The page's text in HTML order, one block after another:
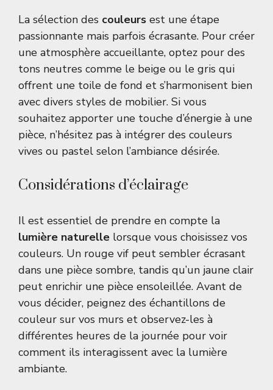
La sélection des couleurs est une étape
passionnante mais parfois écrasante. Pour créer
une atmosphère accueillante, optez pour des
tons neutres comme le beige ou le gris qui
offrent une toile de fond et s’harmonisent bien
avec divers styles de mobilier. Si vous
souhaitez apporter une touche d’énergie à une
pièce, n’hésitez pas à intégrer des couleurs
vives ou pastel selon l’ambiance désirée.
Considérations d’éclairage
Il est essentiel de prendre en compte la
lumière naturelle lorsque vous choisissez vos
couleurs. Un rouge vif peut sembler écrasant
dans une pièce sombre, tandis qu’un jaune clair
peut enrichir une pièce ensoleillée. Avant de
vous décider, peignez des échantillons de
couleur sur vos murs et observez-les à
différentes heures de la journée pour voir
comment ils interagissent avec la lumière
ambiante.